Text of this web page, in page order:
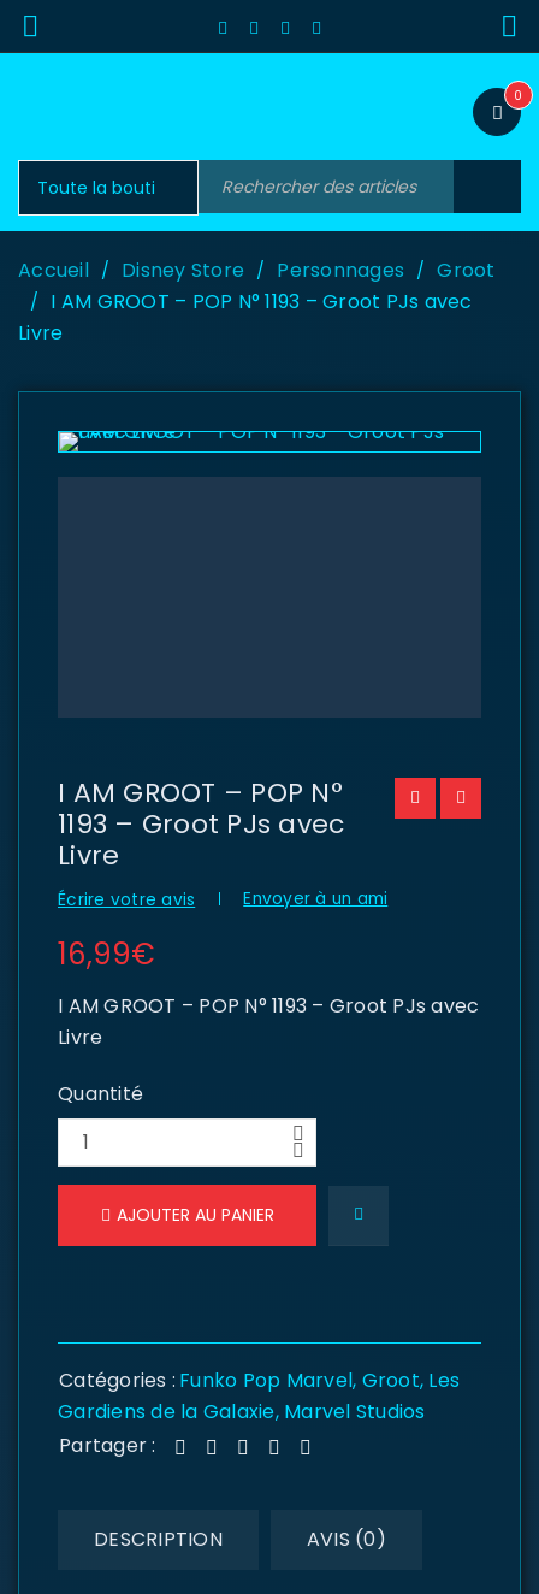
0
Accueil / Disney Store / Personnages / Groot
/ I AM GROOT – POP N° 1193 – Groot PJs avec
Livre
I AM GROOT – POP N°
1193 – Groot PJs avec
Livre
Écrire votre avis Envoyer à un ami
16,99€
I AM GROOT – POP N° 1193 – Groot PJs avec
Livre
Quantité
AJOUTER AU PANIER
Catégories : Funko Pop Marvel, Groot, Les
Gardiens de la Galaxie, Marvel Studios
Partager :
DESCRIPTION AVIS (0)